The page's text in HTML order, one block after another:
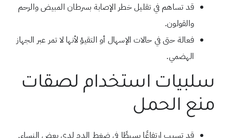
قد تساهم في تقليل خطر الإصابة بسرطان المبيض والرحم
والقولون.
فعالة حتى في حالات الإسهال أو التقيؤ لأنها لا تمر عبر الجهاز
الهضمي.
سلبيات استخدام لصقات
منع الحمل
قد تسبب ارتفاعًا بسيطًا في ضغط الدم لدى بعض النساء.